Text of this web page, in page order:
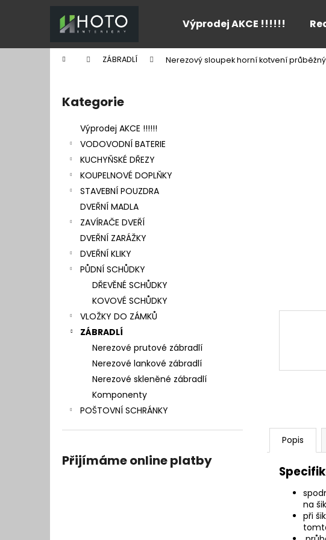
Výprodej AKCE !!!!!!
Domů ZÁBRADLÍ Nerezový sloupek horní kotvení průběžný
Přeskočit
kategorie
Kategorie
Výprodej AKCE !!!!!!
VODOVODNÍ BATERIE
KUCHYŇSKÉ DŘEZY
KOUPELNOVÉ DOPLŇKY
STAVEBNÍ POUZDRA
DVEŘNÍ MADLA
ZAVÍRAČE DVEŘÍ
DVEŘNÍ ZARÁŽKY
DVEŘNÍ KLIKY
PŮDNÍ SCHŮDKY
DŘEVĚNÉ SCHŮDKY
KOVOVÉ SCHŮDKY
VLOŽKY DO ZÁMKŮ
ZÁBRADLÍ
Nerezové prutové zábradlí
Nerezové lankové zábradlí
Nerezové skleněné zábradlí
Komponenty
POŠTOVNÍ SCHRÁNKY
Přijímáme online platby
Popis
na
při
í
Zpět
do
Zpět
do
Co